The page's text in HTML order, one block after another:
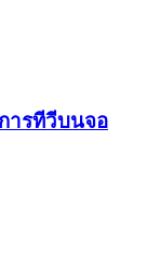
ารทีวีบนจอ